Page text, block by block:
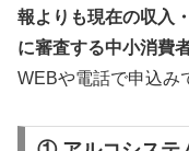
報よりも現在の収入
に審査する中小消費
WEBや電話で申込み